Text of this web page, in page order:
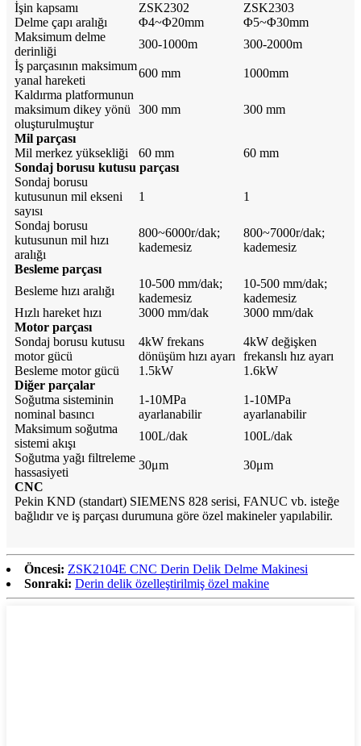
İşin kapsamı ZSK2302
ZSK2303
Delme çapı aralığı
Φ4~Φ20mm
Φ5~Φ30mm
Maksimum delme
derinliği
300-1000m
300-2000m
İş parçasının maksimum
yanal hareketi
600 mm
1000mm
Kaldırma platformunun
maksimum dikey yönü
oluşturulmuştur
300 mm 300 mm
Mil parçası
Mil merkez yüksekliği
60 mm
60 mm
Sondaj borusu kutusu parçası
Sondaj borusu
kutusunun mil ekseni
sayısı
1 1
Sondaj borusu
kutusunun mil hızı
aralığı
800~6000r/dak;
kademesiz
800~7000r/dak;
kademesiz
Besleme parçası
Besleme hızı aralığı
10-500 mm/dak;
kademesiz
10-500 mm/dak;
kademesiz
Hızlı hareket hızı
3000 mm/dak
3000 mm/dak
Motor parçası
Sondaj borusu kutusu
motor gücü
4kW frekans
dönüşüm hızı ayarı
4kW değişken
frekanslı hız ayarı
Besleme motor gücü
1.5kW
1.6kW
Diğer parçalar
Soğutma sisteminin
nominal basıncı
1-10MPa
ayarlanabilir
1-10MPa
ayarlanabilir
Maksimum soğutma
sistemi akışı
100L/dak
100L/dak
Soğutma yağı filtreleme
hassasiyeti
30μm
30μm
CNC
Pekin KND (standart) SIEMENS 828 serisi, FANUC vb. isteğe
bağlıdır ve iş parçası durumuna göre özel makineler yapılabilir.
Öncesi: ZSK2104E CNC Derin Delik Delme Makinesi
Sonraki: Derin delik özelleştirilmiş özel makine